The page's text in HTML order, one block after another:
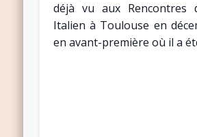
déjà vu aux Rencontres
Italien à Toulouse en
en avant-première où il a